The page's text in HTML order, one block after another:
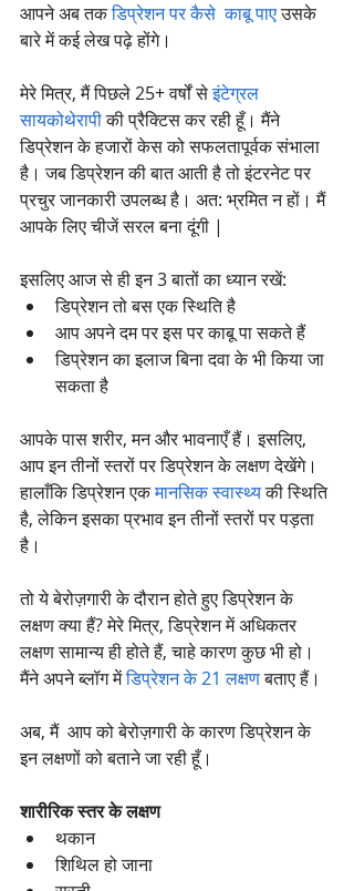
आपने अब तक डिप्रेशन पर कैसे  काबू पाए उसके
बारे में कई लेख पढ़े होंगे।
मेरे मित्र, मैं पिछले 25+ वर्षों से इंटेग्रल
सायकोथेरापी की प्रैक्टिस कर रही हूँ। मैंने
डिप्रेशन के हजारों केस को सफलतापूर्वक संभाला
है। जब डिप्रेशन की बात आती है तो इंटरनेट पर
प्रचुर जानकारी उपलब्ध है। अत: भ्रमित न हों। मैं
आपके लिए चीजें सरल बना दूंगी |
इसलिए आज से ही इन 3 बातों का ध्यान रखें:
डिप्रेशन तो बस एक स्थिति है
आप अपने दम पर इस पर काबू पा सकते हैं
डिप्रेशन का इलाज बिना दवा के भी किया जा
सकता है
आपके पास शरीर, मन और भावनाएँ हैं। इसलिए,
आप इन तीनों स्तरों पर डिप्रेशन के लक्षण देखेंगे।
हालाँकि डिप्रेशन एक मानसिक स्वास्थ्य की स्थिति
है, लेकिन इसका प्रभाव इन तीनों स्तरों पर पड़ता
है।
तो ये बेरोज़गारी के दौरान होते हुए डिप्रेशन के
लक्षण क्या हैं? मेरे मित्र, डिप्रेशन में अधिकतर
लक्षण सामान्य ही होते हैं, चाहे कारण कुछ भी हो।
मैंने अपने ब्लॉग में डिप्रेशन के 21 लक्षण बताए हैं।
​​अब, मैं  आप को बेरोज़गारी के कारण डिप्रेशन के
इन लक्षणों को बताने जा रही हूँ।
शारीरिक स्तर के लक्षण
थकान
शिथिल हो जाना